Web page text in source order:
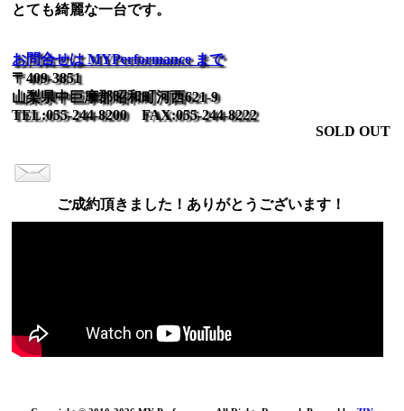
とても綺麗な一台です。
お問合せは MYPerformance まで
〒409-3851
山梨県中巨摩郡昭和町河西621-9
TEL:055-244-8200 FAX:055-244-8222
SOLD OUT
ご成約頂きました！ありがとうございます！